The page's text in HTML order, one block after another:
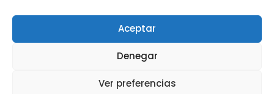
Aceptar
Denegar
Ver preferencias